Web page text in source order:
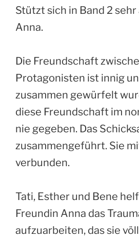
Stützt sich in Band 2
Anna.
Die Freundschaft
Protagonisten ist innig
zusammen gewürfelt
diese Freundschaft im
nie gegeben. Das
zusammengeführt. Sie
verbunden.
Tati, Esther und Bene
Freundin Anna das
aufzuarbeiten, das sie